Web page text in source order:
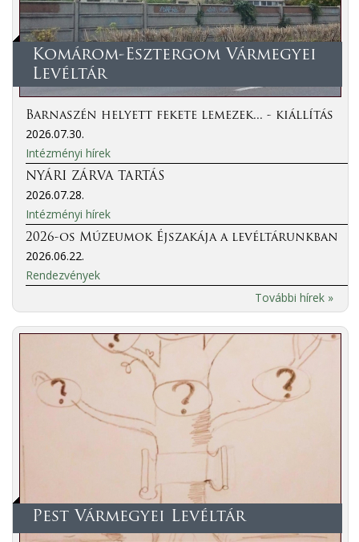
Komárom-Esztergom Vármegyei
Levéltár
Barnaszén helyett fekete lemezek... - kiállítás
2026.07.30.
Intézményi hírek
NYÁRI ZÁRVA TARTÁS
2026.07.28.
Intézményi hírek
2026-os Múzeumok Éjszakája a levéltárunkban
2026.06.22.
Rendezvények
További hírek »
Pest Vármegyei Levéltár